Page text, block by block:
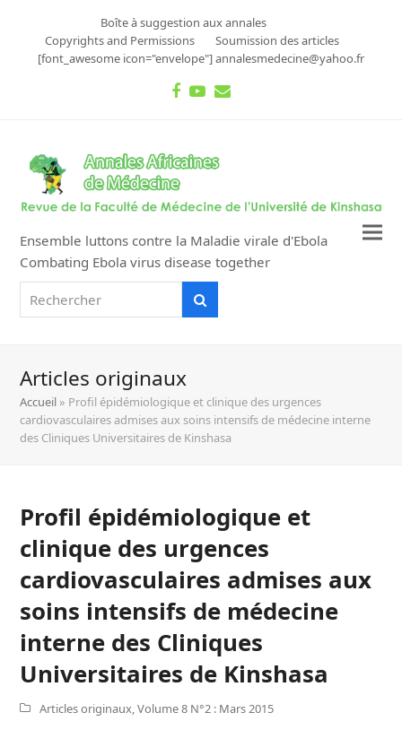
Boîte à suggestion aux annales
Copyrights and Permissions
Soumission des articles
[font_awesome icon="envelope"] annalesmedecine@yahoo.fr
Facebook
Youtube
Email
Ensemble luttons contre la Maladie virale d'Ebola
Combating Ebola virus disease together
Rechercher
Articles originaux
Accueil » Profil épidémiologique et clinique des urgences
cardiovasculaires admises aux soins intensifs de médecine interne
des Cliniques Universitaires de Kinshasa
Profil épidémiologique et
clinique des urgences
cardiovasculaires admises aux
soins intensifs de médecine
interne des Cliniques
Universitaires de Kinshasa
Articles originaux,Volume 8 N°2 : Mars 2015